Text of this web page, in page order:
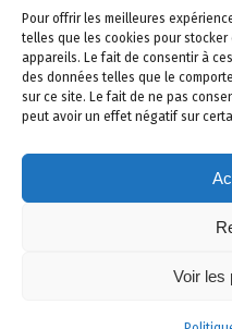
Pour offrir les meilleures
telles que les cookies pour
appareils. Le fait de consentir à
des données telles que le
sur ce site. Le fait de ne pas
peut avoir un effet négatif sur
Voir les
Politique